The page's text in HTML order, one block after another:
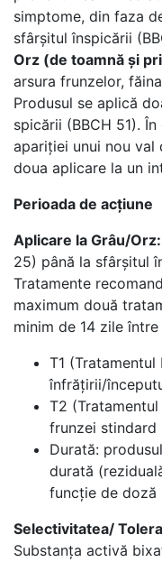
simptome, din faza
sfârșitul înspicării
Orz (de toamnă și
arsura frunzelor,
Produsul se aplică
spicării (BBCH 51).
apariției unui nou val
doua aplicare la un
Perioada de acțiune
Aplicare la Grâu/Orz:
25) până la sfârșitul
Tratamente
maximum două
minim de 14 zile
T1
înfrățirii/
T2
frunzei stindard
Durată:
durată
funcție de doză
Selectivitatea/
Substanța activă